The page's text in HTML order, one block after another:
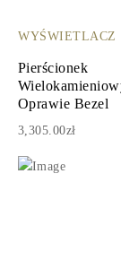
WYŚWIETLACZ
Pierścionek
Oprawie Bezel
3,305.00zł